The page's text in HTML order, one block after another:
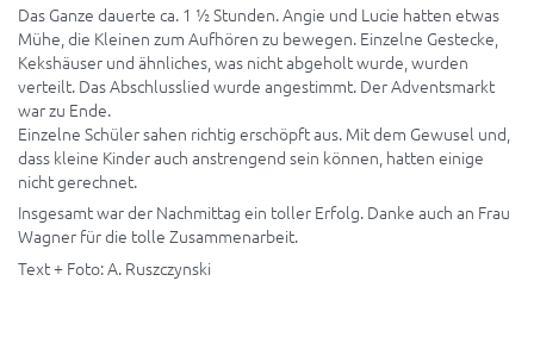
Das Ganze dauerte ca. 1 ½ Stunden. Angie und Lucie hatten etwas
Mühe, die Kleinen zum Aufhören zu bewegen. Einzelne Gestecke,
Kekshäuser und ähnliches, was nicht abgeholt wurde, wurden
verteilt. Das Abschlusslied wurde angestimmt. Der Adventsmarkt
war zu Ende.
Einzelne Schüler sahen richtig erschöpft aus. Mit dem Gewusel und,
dass kleine Kinder auch anstrengend sein können, hatten einige
nicht gerechnet.
Insgesamt war der Nachmittag ein toller Erfolg. Danke auch an Frau
Wagner für die tolle Zusammenarbeit.
Text + Foto: A. Ruszczynski